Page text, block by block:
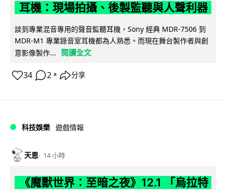
耳機：現場拍攝、後製監聽與人聲利器
談到專業混音專用的聲音監聽耳機，Sony 經典 MDR-7506 到
MDR-M1 專業錄音室耳機都為人熟悉。而現在舞台製作者與創
意影像製作...
閱讀全文
34 2 ↗ 分享
科技娛樂 遊戲情報
天恩 14 小時
《魔獸世界：至暗之夜》12.1 「烏拉特